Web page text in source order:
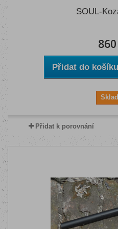
SOUL-
Přidat do košíku
Přidat k porovnání